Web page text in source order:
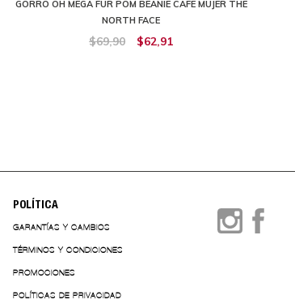
GORRO OH MEGA FUR POM BEANIE CAFÉ MUJER THE
NORTH FACE
$69,90 $62,91
POLÍTICA
GARANTÍAS Y CAMBIOS
TÉRMINOS Y CONDICIONES
PROMOCIONES
POLÍTICAS DE PRIVACIDAD